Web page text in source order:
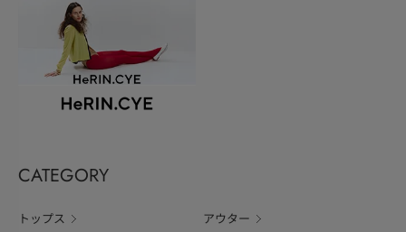
CATEGORY
トップス アウター